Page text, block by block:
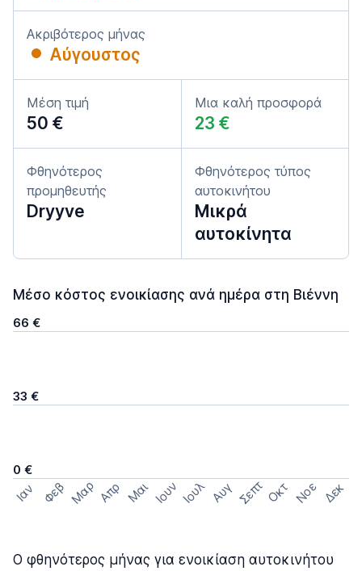
Ακριβότερος μήνας
Αύγουστος
Μέση τιμή
50 €
Μια καλή προσφορά
23 €
Φθηνότερος
προμηθευτής
Dryyve
Φθηνότερος τύπος
αυτοκινήτου
Μικρά
αυτοκίνητα
Μέσο κόστος ενοικίασης ανά ημέρα στη Βιέννη
66 €
33 €
0 €
Ιαν Φεβ Μαρ Απρ Μαι Ιουν Ιουλ Αυγ Σεπτ Οκτ Νοε Δεκ
Ο φθηνότερος μήνας για ενοικίαση αυτοκινήτου